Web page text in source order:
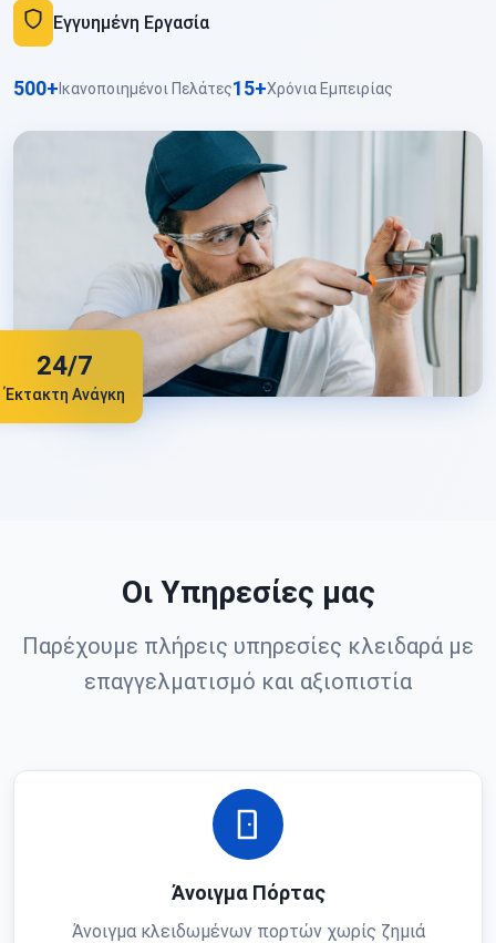
Εγγυημένη Εργασία
500+ Ικανοποιημένοι Πελάτες15+Χρόνια Εμπειρίας
24/7
Έκτακτη Ανάγκη
Οι Υπηρεσίες μας
Παρέχουμε πλήρεις υπηρεσίες κλειδαρά με
επαγγελματισμό και αξιοπιστία
Άνοιγμα Πόρτας
Άνοιγμα κλειδωμένων πορτών χωρίς ζημιά